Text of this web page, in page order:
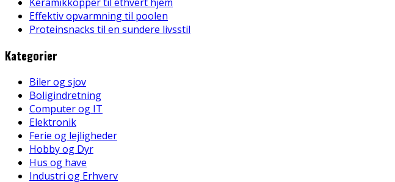
Effektiv opvarmning til poolen
Proteinsnacks til en sundere livsstil
Kategorier
Biler og sjov
Boligindretning
Computer og IT
Elektronik
Ferie og lejligheder
Hobby og Dyr
Hus og have
Industri og Erhverv